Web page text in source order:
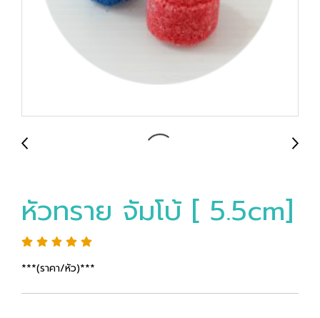
หัวทราย จัมโบ้ [ 5.5cm]
***(ราคา/หัว)***